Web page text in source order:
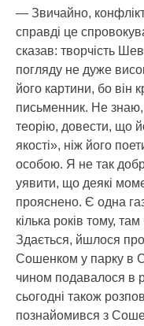
— Звичайно,
справді це
сказав: творчість
погляду не дуже
його картини, бо він
письменник. Не знаю,
теорію, довести, що
якості», ніж його
особою. Я не так
уявити, що деякі
прояснено. Є одна
кілька років тому,
Здається, йшлося про
Сошенком у парку в
чином подавалося в
сьогодні також
познайомився з